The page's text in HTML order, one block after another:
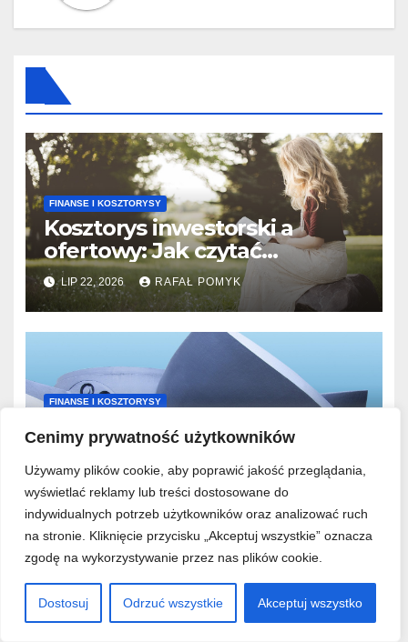
Cenimy prywatność użytkowników
Używamy plików cookie, aby poprawić jakość przeglądania,
wyświetlać reklamy lub treści dostosowane do
indywidualnych potrzeb użytkowników oraz analizować ruch
na stronie. Kliknięcie przycisku „Akceptuj wszystkie” oznacza
zgodę na wykorzystywanie przez nas plików cookie.
Dostosuj Odrzuć wszystkie Akceptuj wszystko
FINANSE I KOSZTORYSY
Kosztorys inwestorski a
ofertowy: Jak czytać
kosztorys budowlany, by nie
przepłacić wykonawcy.
LIP 22, 2026 RAFAŁ POMYK
FINANSE I KOSZTORYSY
Dofinansowanie do budowy
domu energooszczędnego:
Gdzie szukać wsparcia i jakie
parametry musisz spełnić.
LIP 9, 2026 RAFAŁ POMYK
FINANSE I KOSZTORYSY
Jak rozliczyć transze kredytu